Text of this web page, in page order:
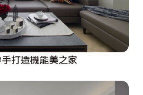
打造機能美之家